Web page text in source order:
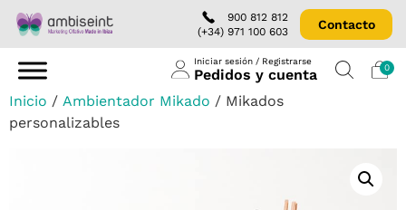
900 812 812
(+34) 971 100 603
Contacto
Iniciar sesión / Registrarse
Pedidos y cuenta 0
Inicio / Ambientador Mikado / Mikados
personalizables